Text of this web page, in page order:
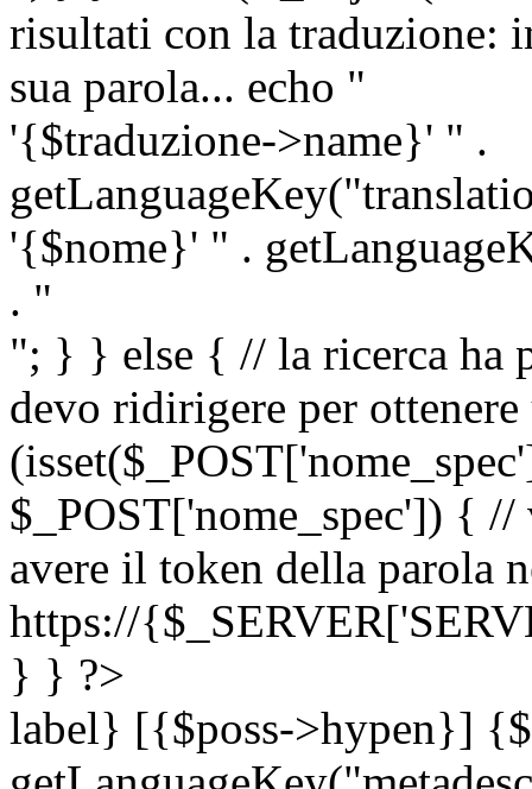
risultati con la traduzione:
sua parola... echo "
'{$traduzione->name}' " .
'{$nome}' " .
. "
"; } } else { // la ricerca ha
devo ridirigere per
$_POST['nome_spec']) {
avere il token della parola
https://
} } ?>
label} [{$poss->hypen}]